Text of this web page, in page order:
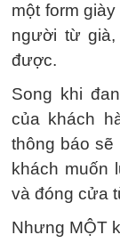
một form
người từ
được.
Song khi
của khách
thông báo
khách muốn
và đóng cửa
Nhưng MỘT